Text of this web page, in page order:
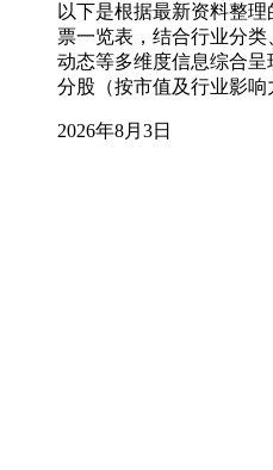
以下是根据最新资料整
票一览表，结合行业分
动态等多维度信息综合
分股（按市值及行业影
2026年8月3日